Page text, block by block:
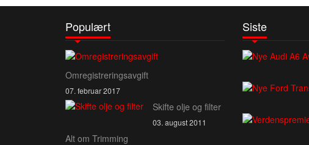
Populært
Omregistreringsavgift
07. februar 2017
Skifte olje og filter
03. august 2011
Alt om Trimming
Siste